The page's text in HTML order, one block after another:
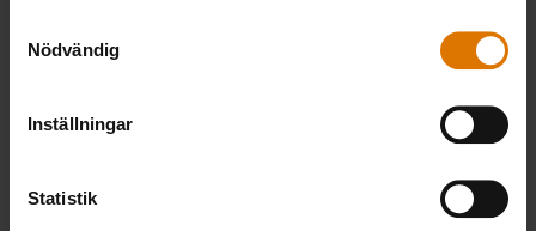
Nödvändig
Inställningar
Statistik